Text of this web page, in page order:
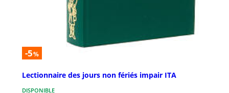
-5%
Lectionnaire des jours non fériés impair ITA
DISPONIBLE